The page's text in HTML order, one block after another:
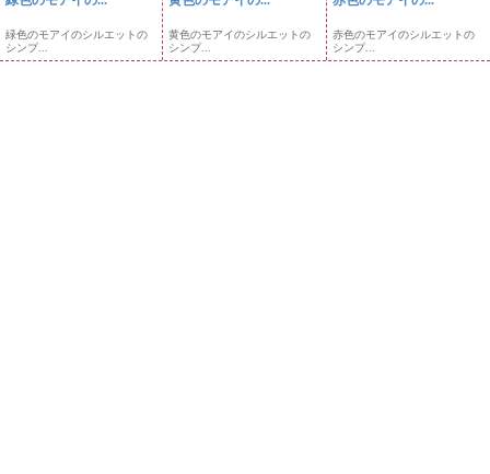
緑色のモアイのシルエットの
シンプ...
黄色のモアイのシルエットの
シンプ...
赤色のモアイのシルエットの
シンプ...